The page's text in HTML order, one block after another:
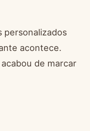
personalizados
acontece.
de marcar